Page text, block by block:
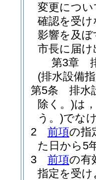
変更につ
確認を受
影響を及
市長に届
第3章
(排水設備
第5条
排水
除く。)は
う。)でな
2
前項の指
た日から5
3
前項の有
指定を受